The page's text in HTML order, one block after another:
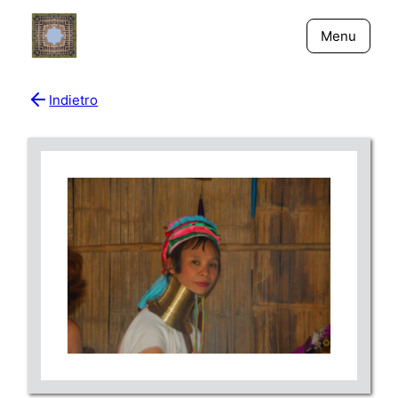
Menu
Giornali
New York - Riflessi
Indietro